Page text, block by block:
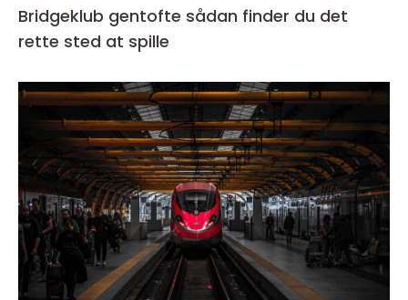
Bridgeklub gentofte sådan finder du det
rette sted at spille